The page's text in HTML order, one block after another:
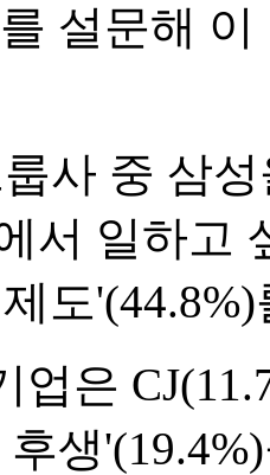
설문해
사 중 삼
서 일하고
도
업은
생